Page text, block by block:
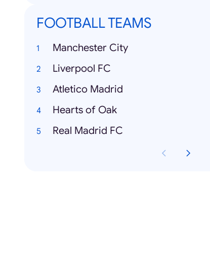
FOOTBALL TEAMS
Manchester City
Liverpool FC
Atletico Madrid
Hearts of Oak
Real Madrid FC